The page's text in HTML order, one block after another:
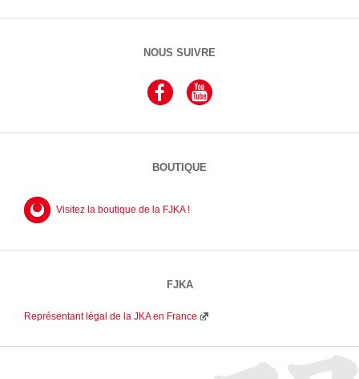
NOUS SUIVRE
BOUTIQUE
Visitez la boutique de la FJKA !
FJKA
Représentant légal de la JKA en France